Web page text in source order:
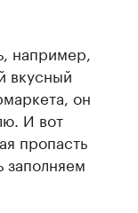
например,
вкусный
он
И вот
пропасть
заполняем